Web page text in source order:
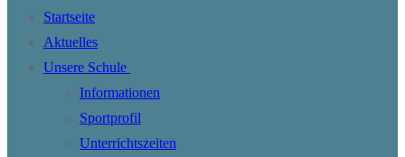
Startseite
Aktuelles
Unsere Schule
Informationen
Sportprofil
Unterrichtszeiten